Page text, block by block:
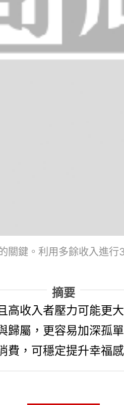
關鍵。利用多餘收入進
摘要
高收入者壓力可能更大
屬，更容易加深孤單
費，可穩定提升幸福感